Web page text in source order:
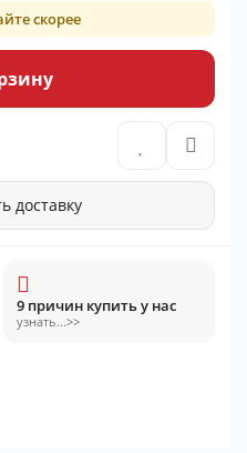
скорее
доставку
9 причин купить у нас
узнать...>>